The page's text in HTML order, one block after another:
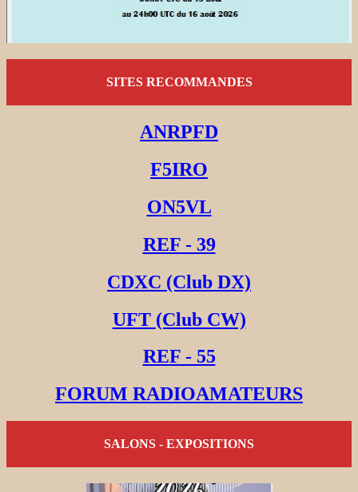
SITES RECOMMANDES
ANRPFD
F5IRO
ON5VL
REF - 39
CDXC (Club DX)
UFT (Club CW)
REF - 55
FORUM RADIOAMATEURS
SALONS - EXPOSITIONS